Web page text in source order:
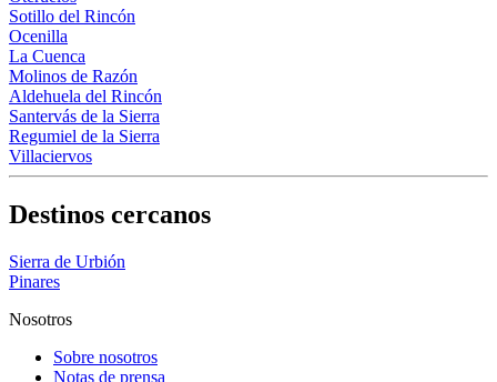
Sotillo del Rincón
Ocenilla
La Cuenca
Molinos de Razón
Aldehuela del Rincón
Santervás de la Sierra
Regumiel de la Sierra
Villaciervos
Destinos cercanos
Sierra de Urbión
Pinares
Nosotros
Sobre nosotros
Notas de prensa